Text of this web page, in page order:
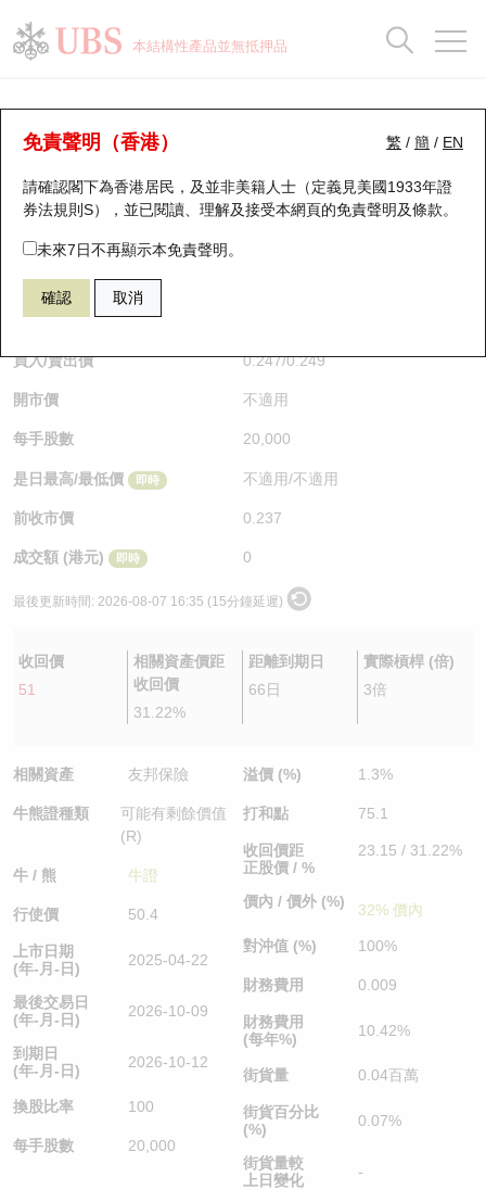
本結構性產品並無抵押品
繁 / 簡 / EN
免責聲明（香港）
請確認閣下為香港居民，及並非美籍人士（定義見美國1933年證
券法規則S），並已閱讀、理解及接受本網頁的免責聲明及條款。
未來7日不再顯示本免責聲明。
確認 取消
牛熊證分析儀
表現 街貨統計 比較
65688 瑞銀牛證 1299 友邦保險
$0.247 0.01
買入/賣出價 0.247/0.249
開市價 不適用
每手股數 20,000
是日最高/最低價 即時 不適用/不適用
前收市價 0.237
成交額 (港元) 即時 0
最後更新時間: 2026-08-07 16:35 (15分鐘延遲)
收回價
51
相關資產價距
收回價
31.22%
距離到期日
66日
實際槓桿 (倍)
3倍
相關資產 友邦保險
牛熊證種類
可能有剩餘價值
(R)
牛 / 熊 牛證
行使價 50.4
上市日期
(年-月-日)
2025-04-22
最後交易日
(年-月-日)
2026-10-09
到期日
(年-月-日)
2026-10-12
換股比率 100
每手股數 20,000
溢價 (%) 1.3%
打和點 75.1
收回價距
正股價 / %
23.15 / 31.22%
價內 / 價外 (%) 32% 價內
對沖值 (%) 100%
財務費用 0.009
財務費用
(每年%)
10.42%
街貨量 0.04百萬
街貨百分比
(%)
0.07%
街貨量較
上日變化
-
瑞銀認股證一覽
新發行瑞銀認股證
即將到期認股證
認股證到期結算價查詢
認股證分析儀
認股證速算機
認股證/牛熊證日誌
認股證文件及公告
街貨統計
比較
牛熊全景快搜
牛熊證搜尋
牛熊證街貨分佈圖
正股牛熊證列表
新發行瑞銀牛熊證
已收回牛熊證剩餘價值
牛熊證到期結算價查詢
牛熊證分析儀
牛熊證文件及公告
街貨統計
比較
十大升幅/跌幅
十大認股證成交分佈
十天股證佔大市成交
資金流
街貨統計
三十大平均引伸波幅
正股分析儀
二十大活躍股份
恒指成份股
國指成份股
科指成份股
相關資產沽空
中資ETFs溢價比較
AH 股價對照
持股比重
顯示所有持股比重
每月輪證大市專題
輪證專欄
講座及教育短片
認股證投資者教育
牛熊證投資者教育
認股證牛熊證常問問題